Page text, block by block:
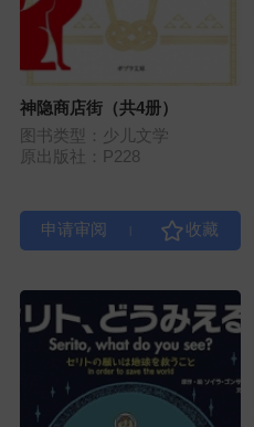
神隐商店街（共4册）
图书类型：少儿文学
原出版社：P228